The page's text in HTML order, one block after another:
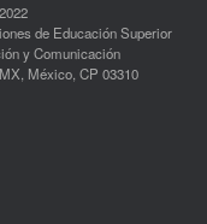
de Educación Superior
y Comunicación
México, CP 03310